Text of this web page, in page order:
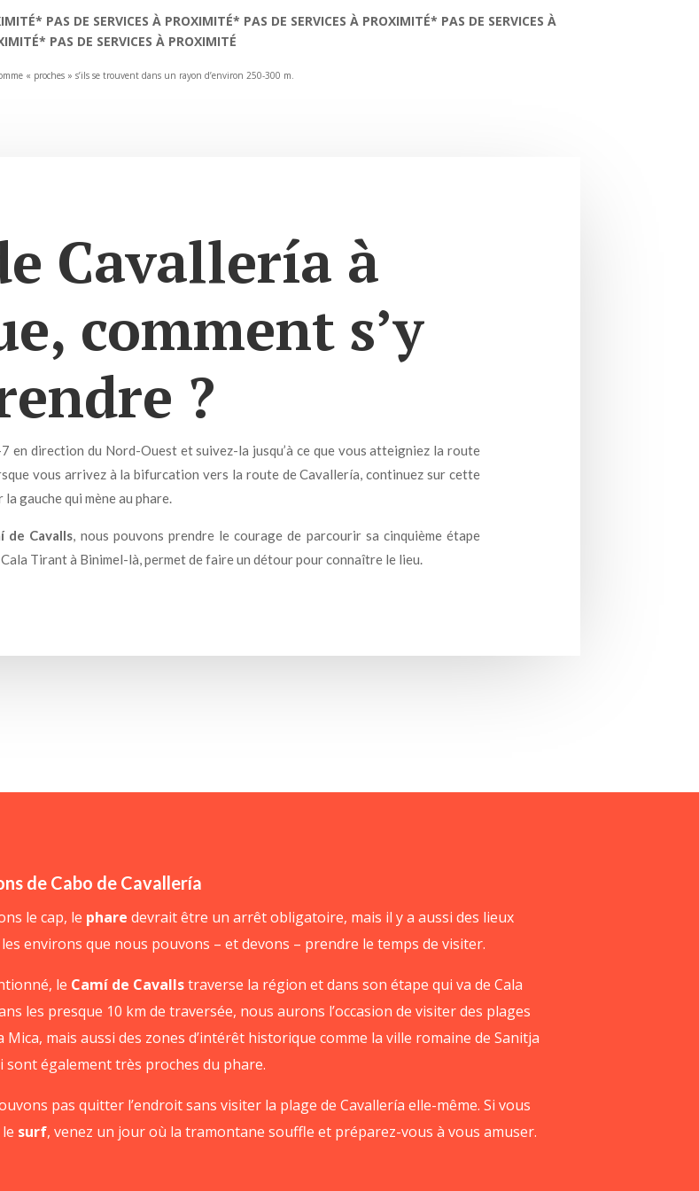
PAS DE SERVICES À PROXIMITÉ* PAS DE SERVICES À PROXIMITÉ* PAS DE SERVICES À
PAS DE SERVICES À PROXIMITÉ
« proches » s’ils se trouvent dans un rayon d’environ 250-300 m.
Cavallería à
comment s’y
?
en direction du Nord-Ouest et suivez-la jusqu’à ce que vous atteigniez la route
vous arrivez à la bifurcation vers la route de Cavallería, continuez sur cette
gauche qui mène au phare.
de Cavalls, nous pouvons prendre le courage de parcourir sa cinquième étape
Tirant à Binimel-là, permet de faire un détour pour connaître le lieu.
de Cabo de Cavallería
le cap, le phare devrait être un arrêt obligatoire, mais il y a aussi des lieux
environs que nous pouvons – et devons – prendre le temps de visiter.
le Camí de Cavallstraverse la région et dans son étape qui va de Cala
les presque 10 km de traversée, nous aurons l’occasion de visiter des plages
Mica, mais aussi des zones d’intérêt historique comme la ville romaine de Sanitja
sont également très proches du phare.
pas quitter l’endroit sans visiter la plage de Cavallería elle-même. Si vous
surf, venez un jour où la tramontane souffle et préparez-vous à vous amuser.